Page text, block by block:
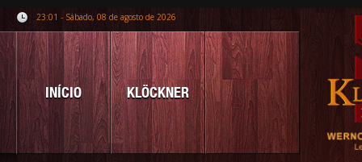
23:01 - Sábado, 08 de agosto de 2026
INÍCIO KLÖCKNER